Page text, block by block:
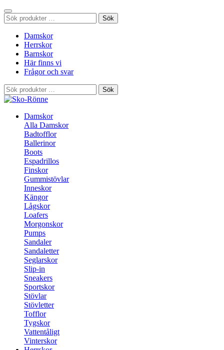
Sök
efter:
Sök
Damskor
Herrskor
Barnskor
Här finns vi
Frågor och svar
Sök
efter:
Sök
Damskor
Alla Damskor
Badtofflor
Ballerinor
Boots
Espadrillos
Finskor
Gummistövlar
Inneskor
Kängor
Lågskor
Loafers
Morgonskor
Pumps
Sandaler
Sandaletter
Seglarskor
Slip-in
Sneakers
Sportskor
Stövlar
Stövletter
Tofflor
Tygskor
Vattentåligt
Vinterskor